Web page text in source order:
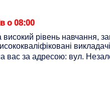
о 08:00
рівень навчання,
вас за адресою: вул.